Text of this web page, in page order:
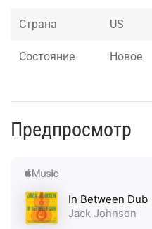
Страна US
Состояние Новое
Предпросмотр